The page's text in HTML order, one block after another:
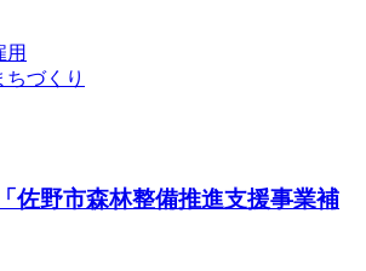
用
づくり
佐野市森林整備推進支援事業補